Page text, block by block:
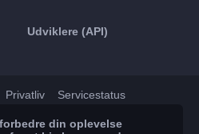
Udviklere (API)
Privatliv Servicestatus
din oplevelse